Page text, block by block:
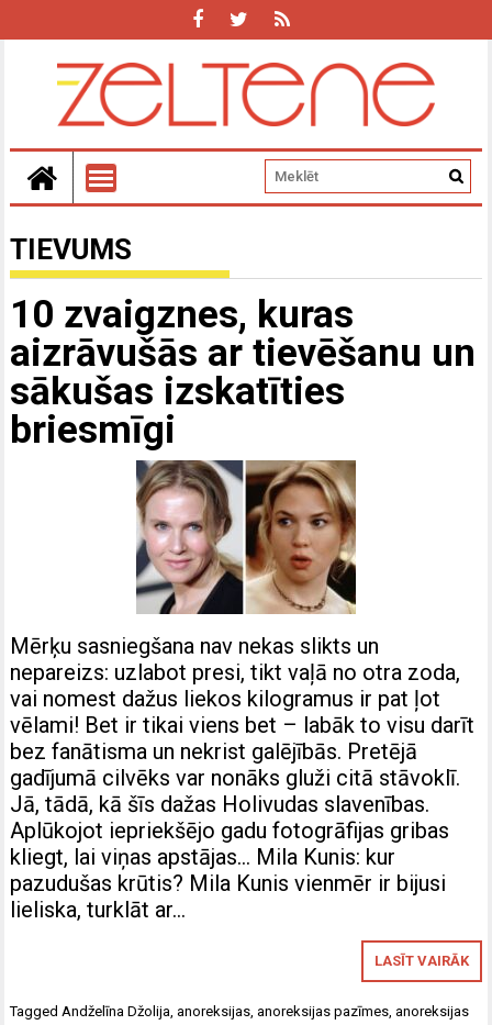
TIEVUMS
10 zvaigznes, kuras
aizrāvušās ar tievēšanu un
sākušas izskatīties
briesmīgi
Mērķu sasniegšana nav nekas slikts un
nepareizs: uzlabot presi, tikt vaļā no otra zoda,
vai nomest dažus liekos kilogramus ir pat ļot
vēlami! Bet ir tikai viens bet – labāk to visu darīt
bez fanātisma un nekrist galējībās. Pretējā
gadījumā cilvēks var nonāks gluži citā stāvoklī.
Jā, tādā, kā šīs dažas Holivudas slavenības.
Aplūkojot iepriekšējo gadu fotogrāfijas gribas
kliegt, lai viņas apstājas… Mila Kunis: kur
pazudušas krūtis? Mila Kunis vienmēr ir bijusi
lieliska, turklāt ar…
LASĪT VAIRĀK
Tagged Andželīna Džolija ,anoreksijas ,anoreksijas pazīmes ,anoreksijas